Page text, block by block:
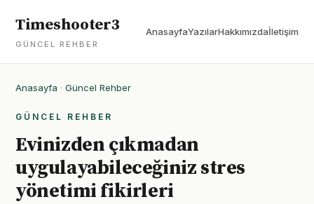
Timeshooter3
GÜNCEL REHBER
AnasayfaYazılarHakkımızdaİletişim
Anasayfa · Güncel Rehber
GÜNCEL REHBER
Evinizden çıkmadan
uygulayabileceğiniz stres
yönetimi fikirleri